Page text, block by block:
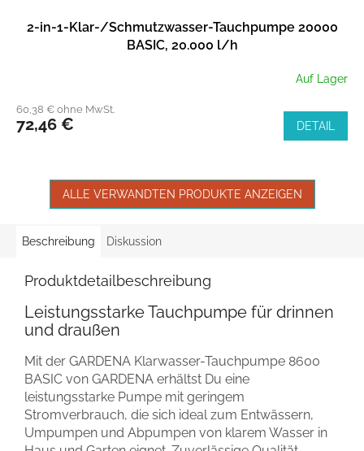
2-in-1-Klar-/Schmutzwasser-Tauchpumpe 20000
BASIC, 20.000 l/h
Auf Lager
60,38 € ohne MwSt.
72,46 € DETAIL
ALLE VERWANDTEN PRODUKTE ANZEIGEN
Beschreibung Diskussion
Produktdetailbeschreibung
Leistungsstarke Tauchpumpe für drinnen
und draußen
Mit der GARDENA Klarwasser-Tauchpumpe 8600
BASIC von GARDENA erhältst Du eine
leistungsstarke Pumpe mit geringem
Stromverbrauch, die sich ideal zum Entwässern,
Umpumpen und Abpumpen von klarem Wasser in